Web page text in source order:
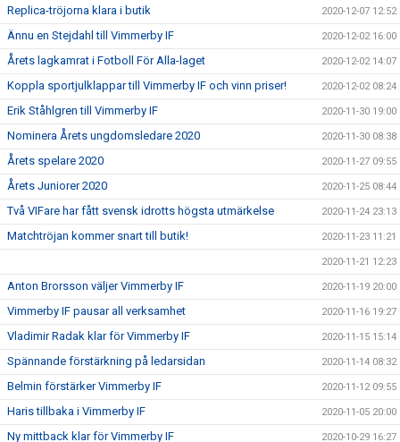
Replica-tröjorna klara i butik 2020-12-07 12:52
Ännu en Stejdahl till Vimmerby IF 2020-12-02 16:00
Årets lagkamrat i Fotboll För Alla-laget 2020-12-02 14:07
Koppla sportjulklappar till Vimmerby IF och vinn priser! 2020-12-02 08:24
Erik Ståhlgren till Vimmerby IF 2020-11-30 19:00
Nominera Årets ungdomsledare 2020 2020-11-30 08:38
Årets spelare 2020 2020-11-27 09:55
Årets Juniorer 2020 2020-11-25 08:44
Två VIFare har fått svensk idrotts högsta utmärkelse 2020-11-24 23:13
Matchtröjan kommer snart till butik! 2020-11-23 11:21
2020-11-21 12:23
Anton Brorsson väljer Vimmerby IF 2020-11-19 20:00
Vimmerby IF pausar all verksamhet 2020-11-16 19:27
Vladimir Radak klar för Vimmerby IF 2020-11-15 15:14
Spännande förstärkning på ledarsidan 2020-11-14 08:32
Belmin förstärker Vimmerby IF 2020-11-12 09:55
Haris tillbaka i Vimmerby IF 2020-11-05 20:00
Ny mittback klar för Vimmerby IF 2020-10-29 16:27